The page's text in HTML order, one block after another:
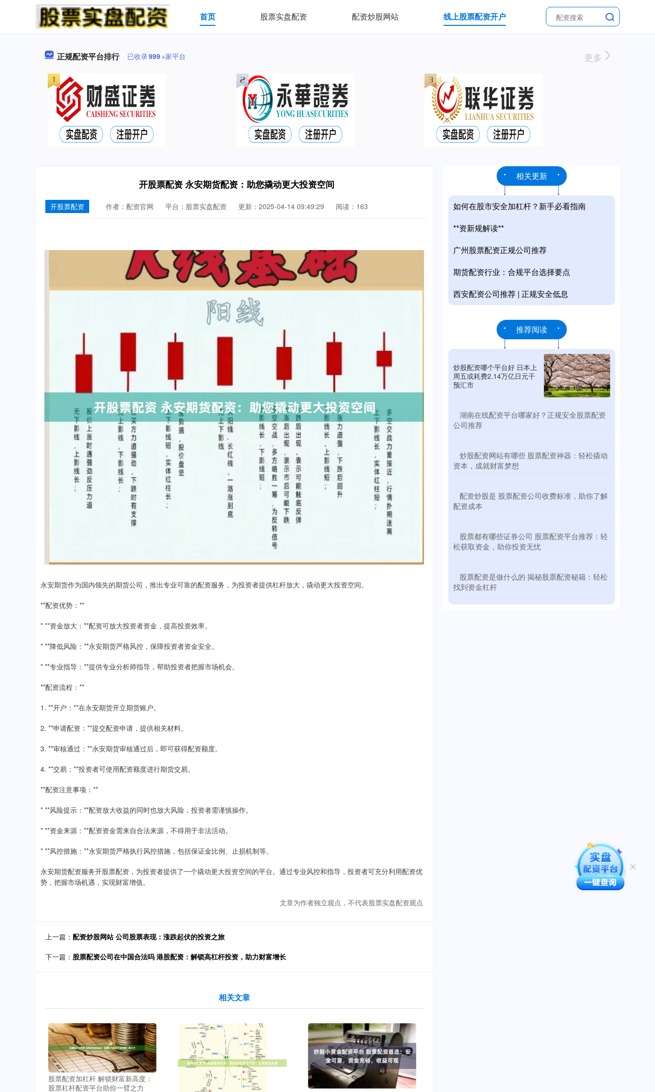
首页 股票实盘配资 配资炒股网站 线上股票配资开户
正规配资平台排行 已收录999+家平台 更多
开股票配资 永安期货配资：助您撬动更大投资空间
开股票配资 作者：配资官网 平台：股票实盘配资 更新：2025-04-14 09:49:29 阅读：163
永安期货作为国内领先的期货公司，推出专业可靠的配资服务，为投资者提供杠杆放大，撬动更大投资空间。
**配资优势：**
* **资金放大：**配资可放大投资者资金，提高投资效率。
* **降低风险：**永安期货严格风控，保障投资者资金安全。
* **专业指导：**提供专业分析师指导，帮助投资者把握市场机会。
**配资流程：**
1. **开户：**在永安期货开立期货账户。
2. **申请配资：**提交配资申请，提供相关材料。
3. **审核通过：**永安期货审核通过后，即可获得配资额度。
4. **交易：**投资者可使用配资额度进行期货交易。
**配资注意事项：**
* **风险提示：**配资放大收益的同时也放大风险，投资者需谨慎操作。
* **资金来源：**配资资金需来自合法来源，不得用于非法活动。
* **风控措施：**永安期货严格执行风控措施，包括保证金比例、止损机制等。
永安期货配资服务开股票配资，为投资者提供了一个撬动更大投资空间的平台。通过专业风控和指导，投资者可充分利用配资优
势，把握市场机遇，实现财富增值。
文章为作者独立观点，不代表股票实盘配资观点
上一篇： 配资炒股网站 公司股票表现：涨跌起伏的投资之旅
下一篇： 股票配资公司在中国合法吗 港股配资：解锁高杠杆投资，助力财富增长
相关文章
股票配资加杠杆 解锁财富新高度：
股票杠杆配资平台助你一臂之力
相关更新
如何在股市安全加杠杆？新手必看指南
**资新规解读**
广州股票配资正规公司推荐
期货配资行业：合规平台选择要点
西安配资公司推荐 | 正规安全低息
推荐阅读
炒股配资哪个平台好 日本上
周五或耗费2.14万亿日元干
预汇市
​湖南在线配资平台哪家好？正规安全股票配资
公司推荐
​炒股配资网站有哪些 股票配资神器：轻松撬动
资本，成就财富梦想
​配资炒股是 股票配资公司收费标准，助你了解
配资成本
​股票都有哪些证券公司 股票配资平台推荐：轻
松获取资金，助你投资无忧
​股票配资是做什么的 揭秘股票配资秘籍：轻松
找到资金杠杆